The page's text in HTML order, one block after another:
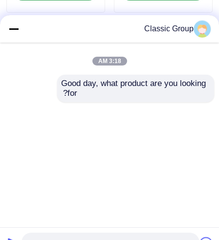
Classic Group
3:18 AM
Good day, what product are you looking
for?